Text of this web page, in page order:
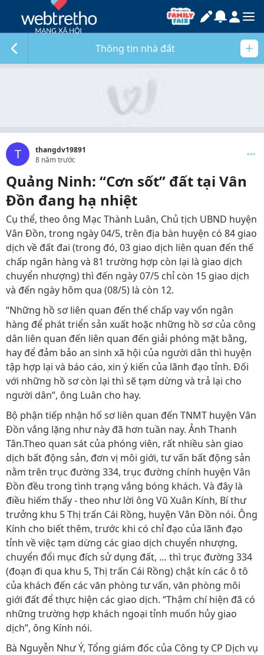
Thông tin nhà đất
T
thangdv19891
8 năm trước
Quảng Ninh: “Cơn sốt” đất tại Vân
Đồn đang hạ nhiệt
Cụ thể, theo ông Mạc Thành Luân, Chủ tịch UBND huyện
Vân Đồn, trong ngày 04/5, trên địa bàn huyện có 84 giao
dịch về đất đai (trong đó, 03 giao dịch liên quan đến thế
chấp ngân hàng và 81 trường hợp còn lại là giao dịch
chuyển nhượng) thì đến ngày 07/5 chỉ còn 15 giao dịch
và đến ngày hôm qua (08/5) là còn 12.
“Những hồ sơ liên quan đến thế chấp vay vốn ngân
hàng để phát triển sản xuất hoặc những hồ sơ của công
dân liên quan đến liên quan đến giải phóng mặt bằng,
hay để đảm bảo an sinh xã hội của người dân thì huyện
tập hợp lại và báo cáo, xin ý kiến của lãnh đạo tỉnh. Đối
với những hồ sơ còn lại thì sẽ tạm dừng và trả lại cho
người dân”, ông Luân cho hay.
Bộ phận tiếp nhận hố sơ liên quan đến TNMT huyện Vân
Đồn vắng lặng như này đã hơn tuần nay. Ảnh Thanh
Tân.Theo quan sát của phóng viên, rất nhiều sàn giao
dịch bất động sản, đơn vị môi giới, tư vấn bất động sản
nằm trên trục đường 334, trục đường chính huyện Vân
Đồn đều trong tình trạng vắng bóng khách. Và đây là
điều hiếm thấy - theo như lời ông Vũ Xuân Kính, Bí thư
trưởng khu 5 Thị trấn Cái Rồng, huyện Vân Đồn nói. Ông
Kính cho biết thêm, trước khi có chỉ đạo của lãnh đạo
tỉnh về việc tạm dừng các giao dịch chuyển nhượng,
chuyển đổi mục đích sử dụng đất, … thì trục đường 334
(đoạn đi qua khu 5, Thị trấn Cái Rồng) chật kín các ô tô
của khách đến các văn phòng tư vấn, văn phòng môi
giới đất để thực hiện các giao dịch. “Thậm chí hiện đã có
những trường hợp khách ngoại tỉnh muốn hủy giao
dịch”, ông Kính nói.
Bà Nguyễn Như Ý, Tổng giám đốc của Công ty CP Dịch vụ